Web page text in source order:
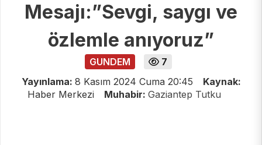
Mesajı:”Sevgi, saygı ve
özlemle anıyoruz”
GUNDEM
7
Yayınlama: 8 Kasım 2024 Cuma 20:45
Kaynak:
Haber Merkezi
Muhabir: Gaziantep Tutku